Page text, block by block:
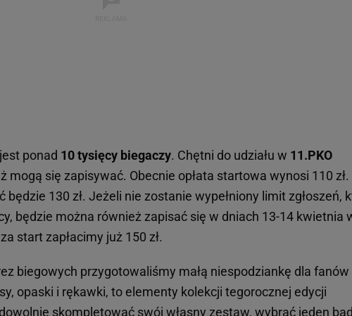
ponad 10 tysięcy biegaczy. Chętni do udziału w 11.PKO
mogą się zapisywać. Obecnie opłata startowa wynosi 110 zł.
130 zł. Jeżeli nie zostanie wypełniony limit zgłoszeń,
będzie można również zapisać się w dniach 13-14 kwietnia
start zapłacimy już 150 zł.
biegowych przygotowaliśmy małą niespodziankę dla fanów
opaski i rękawki, to elementy kolekcji tegorocznej edycji
skompletować swój własny zestaw, wybrać jeden